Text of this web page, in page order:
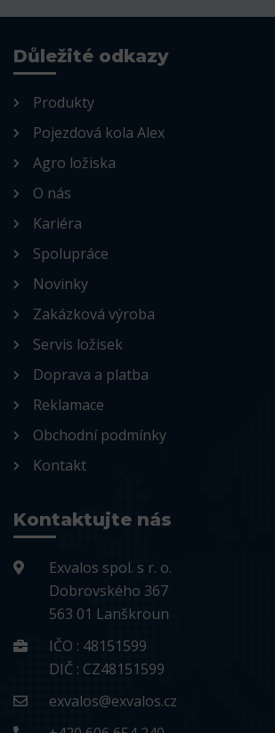
Důležité odkazy
Produkty
Pojezdová kola Alex
Agro ložiska
O nás
Kariéra
Spolupráce
Novinky
Zakázková výroba
Servis ložisek
Doprava a platba
Reklamace
Obchodní podmínky
Kontakt
Kontaktujte nás
Exvalos spol. s r. o.
Dobrovského 367
563 01 Lanškroun
IČO : 48151599
DIČ : CZ48151599
exvalos@exvalos.cz